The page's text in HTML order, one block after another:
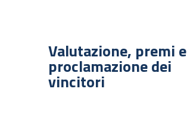
Valutazione, premi e
proclamazione dei
vincitori